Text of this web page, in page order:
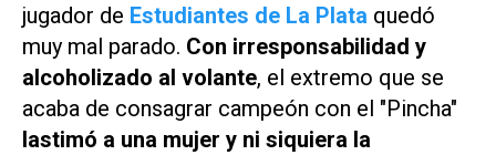
jugador de Estudiantes de La Plata quedó
muy mal parado. Con irresponsabilidad y
alcoholizado al volante, el extremo que se
acaba de consagrar campeón con el "Pincha"
lastimó a una mujer y ni siquiera la